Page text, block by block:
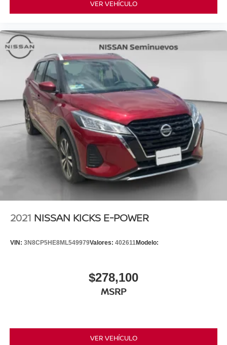
VER VEHÍCULO
2021 NISSAN KICKS E-POWER
VIN: 3N8CP5HE8ML549979Valores: 402611Modelo:
$278,100
MSRP
VER VEHÍCULO